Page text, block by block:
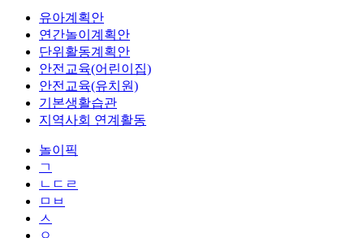
유아계획안
연간놀이계획안
단위활동계획안
안전교육(어린이집)
안전교육(유치원)
기본생활습관
지역사회 연계활동
놀이픽
ㄱ
ㄴㄷㄹ
ㅁㅂ
ㅅ
ㅇ